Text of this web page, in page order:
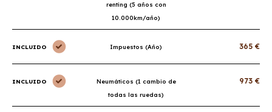
renting (5 años con
10.000km/año)
INCLUIDO Impuestos (Año) 365 €
INCLUIDO
Neumáticos (1 cambio de
todas las ruedas)
973 €